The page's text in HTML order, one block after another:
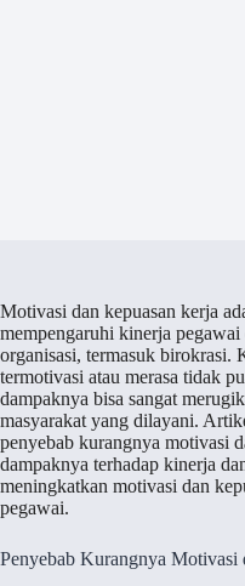
Motivasi dan kepuasan kerja
mempengaruhi kinerja
organisasi, termasuk birokrasi.
termotivasi atau merasa tidak
dampaknya bisa sangat
masyarakat yang dilayani.
penyebab kurangnya motivasi
dampaknya terhadap kinerja
meningkatkan motivasi dan
pegawai.
Penyebab Kurangnya Motivasi